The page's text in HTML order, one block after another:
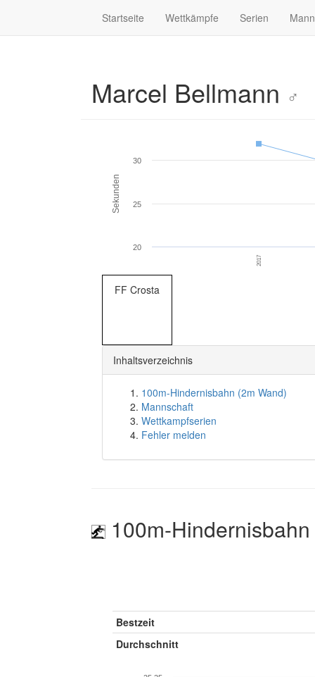
Startseite Wettkämpfe Serien
Marcel Bellmann ♂
Sekunden
2017
30
20
25
FF Crosta
Inhaltsverzeichnis
100m-Hindernisbahn (2m Wand)
Mannschaft
Wettkampfserien
Fehler melden
100m-
Bestzeit
Durchschnitt